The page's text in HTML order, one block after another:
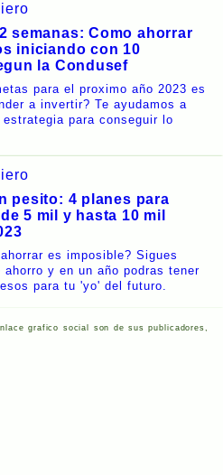
semanas: Como ahorrar
iniciando con 10
la Condusef
para el proximo año 2023 es
a invertir? Te ayudamos a
para conseguir lo
pesito: 4 planes para
5 mil y hasta 10 mil
es imposible? Sigues
y en un año podras tener
para tu 'yo' del futuro.
grafico social son de sus publicadores,